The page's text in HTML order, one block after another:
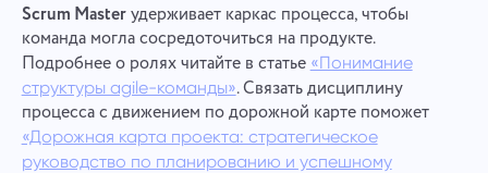
Scrum Masterудерживает каркас процесса, чтобы
команда могла сосредоточиться на продукте.
Подробнее о ролях читайте в статье «Понимание
структуры agile-команды». Связать дисциплину
процесса с движением по дорожной карте поможет
«Дорожная карта проекта: стратегическое
руководство по планированию и успешному